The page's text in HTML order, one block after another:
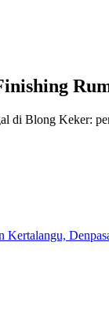
di Blong Keker:
Kertalangu,